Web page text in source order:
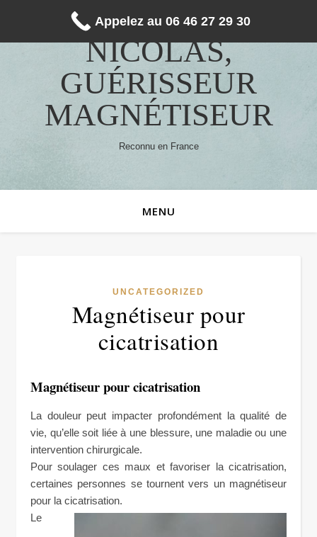
NICOLAS,
GUÉRISSEUR
MAGNÉTISEUR
Reconnu en France
MENU
UNCATEGORIZED
Magnétiseur pour
cicatrisation
Magnétiseur pour cicatrisation
La douleur peut impacter profondément la qualité de
vie, qu’elle soit liée à une blessure, une maladie ou une
intervention chirurgicale.
Pour soulager ces maux et favoriser la cicatrisation,
certaines personnes se tournent vers un magnétiseur
pour la cicatrisation.
Le
Appelez au 06 46 27 29 30